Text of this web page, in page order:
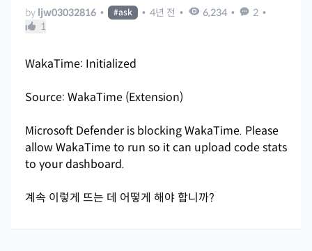
by ljw03032816 • #ask • 4년 전 • 6,234 • 2 •
1
WakaTime: Initialized
Source: WakaTime (Extension)
Microsoft Defender is blocking WakaTime. Please
allow WakaTime to run so it can upload code stats
to your dashboard.
계속 이렇게 뜨는 데 어떻게 해야 합니까?